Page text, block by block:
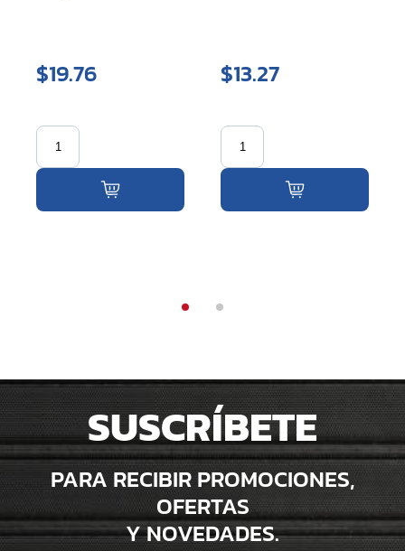
$19.76 $13.27
SUSCRÍBETE
PARA RECIBIR PROMOCIONES,
OFERTAS
Y NOVEDADES.